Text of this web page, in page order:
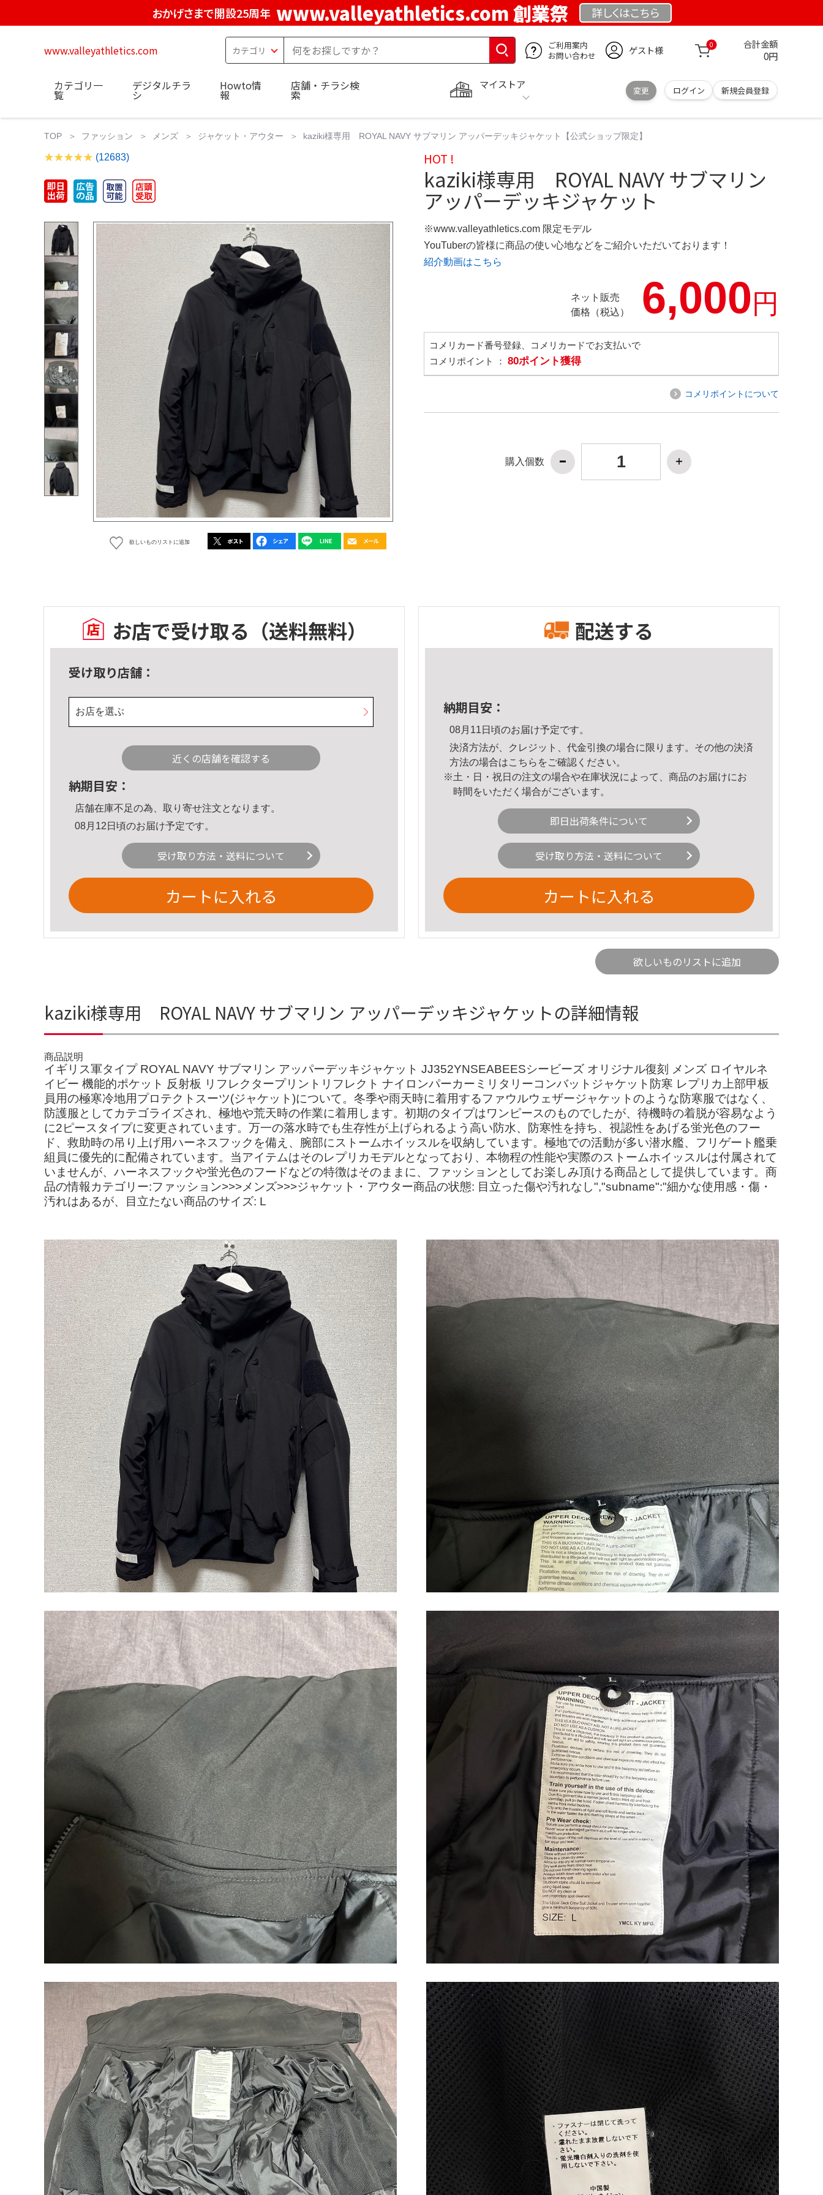
おかげさまで開設25周年 www.valleyathletics.com 創業祭 詳しくはこちら
www.valleyathletics.com
ご利用案内
お問い合わせ
ゲスト様 0 合計金額
0円
マイストア
変更 ログイン 新規会員登録
カテゴリ一
覧
デジタルチラ
シ
Howto情
報
店舗・チラシ検
索
TOP ファッション メンズ ジャケット・アウター kaziki様専用 ROYAL NAVY サブマリン アッパーデッキジャケット【公式ショップ限定】
(12683)
欲しいものリストに追加
HOT !
kaziki様専用 ROYAL NAVY サブマリン
アッパーデッキジャケット
※www.valleyathletics.com 限定モデル
YouTuberの皆様に商品の使い心地などをご紹介いただいております！
紹介動画はこちら
ネット販売
価格（税込）
6,000円
コメリカード番号登録、コメリカードでお支払いで
コメリポイント ： 80ポイント獲得
コメリポイントについて
購入個数
お店で受け取る （送料無料）
受け取り店舗：
お店を選ぶ
近くの店舗を確認する
納期目安：
店舗在庫不足の為、取り寄せ注文となります。
08月12日頃のお届け予定です。
受け取り方法・送料について
カートに入れる
配送する
納期目安：
08月11日頃のお届け予定です。
決済方法が、クレジット、代金引換の場合に限ります。その他の決済
方法の場合はこちら をご確認ください。
※土・日・祝日の注文の場合や在庫状況によって、商品のお届けにお
時間をいただく場合がございます。
即日出荷条件について
受け取り方法・送料について
カートに入れる
欲しいものリストに追加
kaziki様専用 ROYAL NAVY サブマリン アッパーデッキジャケットの詳細情報
商品説明
イギリス軍タイプ ROYAL NAVY サブマリン アッパーデッキジャケット JJ352YNSEABEESシービーズ オリジナル復刻 メンズ ロイヤルネ
イビー 機能的ポケット 反射板 リフレクタープリントリフレクト ナイロンパーカーミリタリーコンバットジャケット防寒 レプリカ上部甲板
員用の極寒冷地用プロテクトスーツ(ジャケット)について。冬季や雨天時に着用するファウルウェザージャケットのような防寒服ではなく、
防護服としてカテゴライズされ、極地や荒天時の作業に着用します。初期のタイプはワンピースのものでしたが、待機時の着脱が容易なよう
に2ピースタイプに変更されています。万一の落水時でも生存性が上げられるよう高い防水、防寒性を持ち、視認性をあげる蛍光色のフー
ド、救助時の吊り上げ用ハーネスフックを備え、腕部にストームホイッスルを収納しています。極地での活動が多い潜水艦、フリゲート艦乗
組員に優先的に配備されています。当アイテムはそのレプリカモデルとなっており、本物程の性能や実際のストームホイッスルは付属されて
いませんが、ハーネスフックや蛍光色のフードなどの特徴はそのままに、ファッションとしてお楽しみ頂ける商品として提供しています。商
品の情報カテゴリー:ファッション>>>メンズ>>>ジャケット・アウター商品の状態: 目立った傷や汚れなし","subname":"細かな使用感・傷・
汚れはあるが、目立たない商品のサイズ: L